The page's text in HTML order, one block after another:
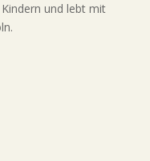
und lebt mit